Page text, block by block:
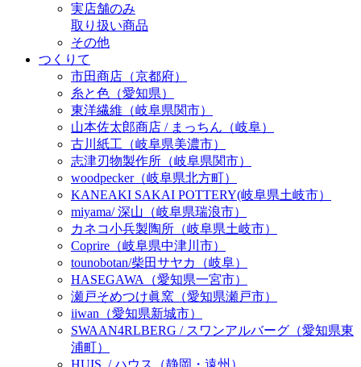
実店舗のみ
取り扱い商品
その他
つくりて
市田商店（京都府）
糸と色（愛知県）
東洋繊維（岐阜県関市）
山本佐太郎商店 / まっちん（岐阜）
古川紙工（岐阜県美濃市）
志津刃物製作所（岐阜県関市）
woodpecker（岐阜県北方町）
KANEAKI SAKAI POTTERY(岐阜県土岐市）
miyama/ 深山（岐阜県瑞浪市）
カネコ小兵製陶所（岐阜県土岐市）
Coprire（岐阜県中津川市）
tounobotan/柴田サヤカ（岐阜）
HASEGAWA（愛知県一宮市）
瀬戸そめつけ眞窯（愛知県瀬戸市）
iiwan（愛知県新城市）
SWAAN4RLBERG / スワンアルバーグ（愛知県東
浦町）